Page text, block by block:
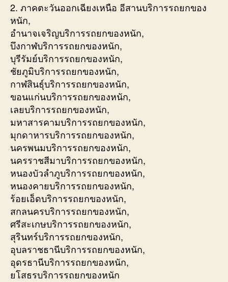
2. ภาคตะวันออกเฉียงเหนือ อีสานบริการรถยกของ
หนัก,
อำนาจเจริญบริการรถยกของหนัก,
บึงกาฬบริการรถยกของหนัก,
บุรีรัมย์บริการรถยกของหนัก,
ชัยภูมิบริการรถยกของหนัก,
กาฬสินธุ์บริการรถยกของหนัก,
ขอนแก่นบริการรถยกของหนัก,
เลยบริการรถยกของหนัก,
มหาสารคามบริการรถยกของหนัก,
มุกดาหารบริการรถยกของหนัก,
นครพนมบริการรถยกของหนัก,
นครราชสีมาบริการรถยกของหนัก,
หนองบัวลำภูบริการรถยกของหนัก,
หนองคายบริการรถยกของหนัก,
ร้อยเอ็ดบริการรถยกของหนัก,
สกลนครบริการรถยกของหนัก,
ศรีสะเกษบริการรถยกของหนัก,
สุรินทร์บริการรถยกของหนัก,
อุบลราชธานีบริการรถยกของหนัก,
อุดรธานีบริการรถยกของหนัก,
ยโสธรบริการรถยกของหนัก